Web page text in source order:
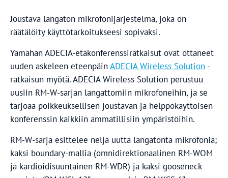
Joustava langaton mikrofonijärjestelmä, joka on
räätälöity käyttötarkoitukseesi sopivaksi.
Yamahan ADECIA-etäkonferenssiratkaisut ovat ottaneet
uuden askeleen eteenpäinADECIA Wireless Solution -
ratkaisun myötä. ADECIA Wireless Solution perustuu
uusiin RM-W-sarjan langattomiin mikrofoneihin, ja se
tarjoaa poikkeuksellisen joustavan ja helppokäyttöisen
konferenssin kaikkiin ammatillisiin ympäristöihin.
RM-W-sarja esittelee neljä uutta langatonta mikrofonia;
kaksi boundary-mallia (omnidirektionaalinen RM-WOM
ja kardioidisuuntainen RM-WDR) ja kaksi gooseneck